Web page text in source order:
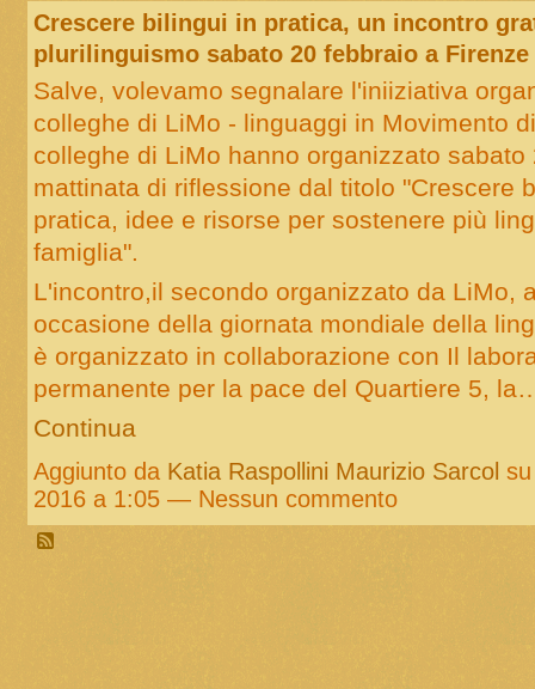
Crescere bilingui in pratica, un incontro
plurilinguismo sabato 20 febbraio a Firenze
Salve, volevamo segnalare l'iniiziativa
colleghe di LiMo - linguaggi in Movimento
colleghe di LiMo hanno organizzato sabato
mattinata di riflessione dal titolo "Crescere
pratica, idee e risorse per sostenere più
famiglia".
L'incontro,il secondo organizzato da LiMo,
occasione della giornata mondiale della
è organizzato in collaborazione con Il
permanente per la pace del Quartiere 5,
Continua
Aggiunto da Katia Raspollini Maurizio Sarcol
2016 a 1:05 — Nessun commento